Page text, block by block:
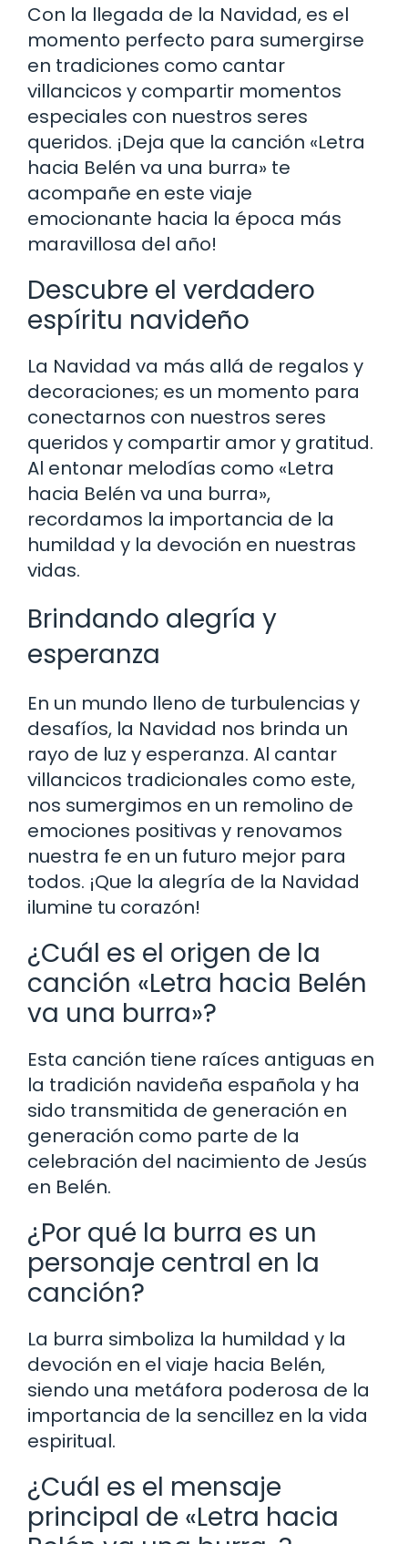
Con la llegada de la Navidad, es el
momento perfecto para sumergirse
en tradiciones como cantar
villancicos y compartir momentos
especiales con nuestros seres
queridos. ¡Deja que la canción «Letra
hacia Belén va una burra» te
acompañe en este viaje
emocionante hacia la época más
maravillosa del año!
Descubre el verdadero
espíritu navideño
La Navidad va más allá de regalos y
decoraciones; es un momento para
conectarnos con nuestros seres
queridos y compartir amor y gratitud.
Al entonar melodías como «Letra
hacia Belén va una burra»,
recordamos la importancia de la
humildad y la devoción en nuestras
vidas.
Brindando alegría y
esperanza
En un mundo lleno de turbulencias y
desafíos, la Navidad nos brinda un
rayo de luz y esperanza. Al cantar
villancicos tradicionales como este,
nos sumergimos en un remolino de
emociones positivas y renovamos
nuestra fe en un futuro mejor para
todos. ¡Que la alegría de la Navidad
ilumine tu corazón!
¿Cuál es el origen de la
canción «Letra hacia Belén
va una burra»?
Esta canción tiene raíces antiguas en
la tradición navideña española y ha
sido transmitida de generación en
generación como parte de la
celebración del nacimiento de Jesús
en Belén.
¿Por qué la burra es un
personaje central en la
canción?
La burra simboliza la humildad y la
devoción en el viaje hacia Belén,
siendo una metáfora poderosa de la
importancia de la sencillez en la vida
espiritual.
¿Cuál es el mensaje
principal de «Letra hacia